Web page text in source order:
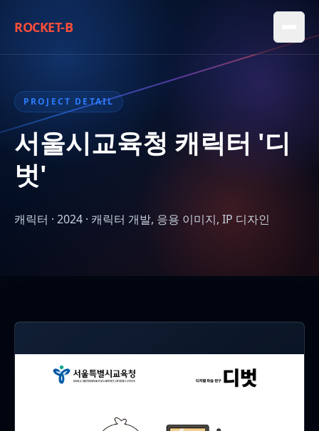
ROCKET-B
PROJECT DETAIL
서울시교육청 캐릭터 '디
벗'
캐릭터 · 2024 · 캐릭터 개발, 응용 이미지, IP 디자인